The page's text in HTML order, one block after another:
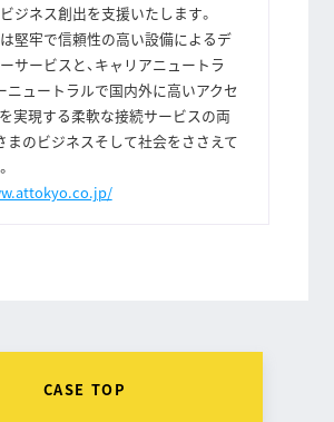
ジネス創出を支援いたします。
堅牢で信頼性の高い設備によるデ
サービスと、キャリアニュートラ
ニュートラルで国内外に高いアクセ
実現する柔軟な接続サービスの両
まのビジネスそして社会をささえて
CASE TOP